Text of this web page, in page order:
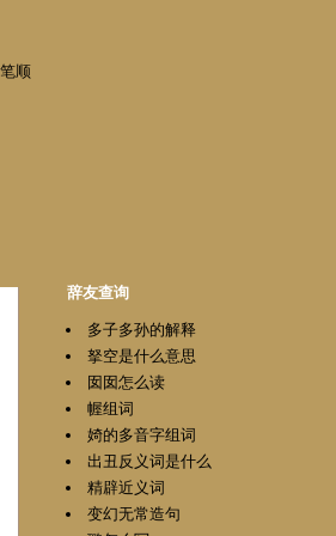
笔顺
辞友查询
多子多孙的解释
拏空是什么意思
囡囡怎么读
幄组词
婍的多音字组词
出丑反义词是什么
精辟近义词
变幻无常造句